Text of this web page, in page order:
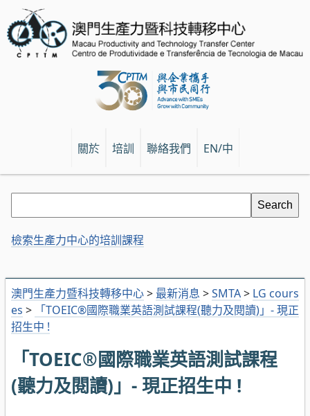
關於 培訓 聯絡我們 EN/中
澳門生產力暨科技轉移中心> 最新消息 >SMTA> LG cours
es >
「TOEIC®國際職業英語測試課程(聽力及閱讀)」- 現正
招生中 !
「TOEIC®國際職業英語測試課程
(聽力及閱讀)」- 現正招生中 !
檢索生產力中心的培訓課程